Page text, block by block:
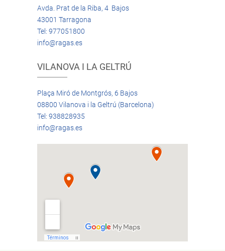
Avda. Prat de la Riba, 4 Bajos
43001 Tarragona
Tel: 977051800
info@ragas.es
VILANOVA I LA GELTRÚ
Plaça Miró de Montgrós, 6 Bajos
08800 Vilanova i la Geltrú (Barcelona)
Tel: 938828935
info@ragas.es